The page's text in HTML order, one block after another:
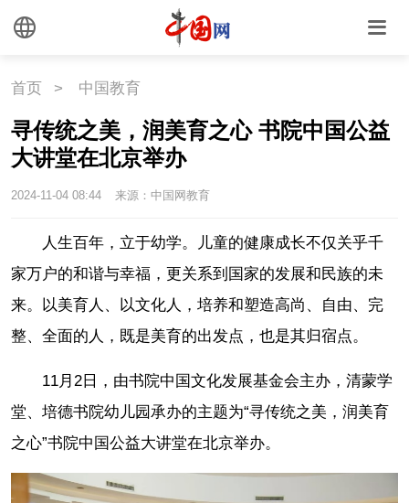
首页 > 中国教育
寻传统之美，润美育之心 书院中国公益
大讲堂在北京举办
2024-11-04 08:44 来源：中国网教育
人生百年，立于幼学。儿童的健康成长不仅关乎千
家万户的和谐与幸福，更关系到国家的发展和民族的未
来。以美育人、以文化人，培养和塑造高尚、自由、完
整、全面的人，既是美育的出发点，也是其归宿点。
11月2日，由书院中国文化发展基金会主办，清蒙学
堂、培德书院幼儿园承办的主题为“寻传统之美，润美育
之心”书院中国公益大讲堂在北京举办。